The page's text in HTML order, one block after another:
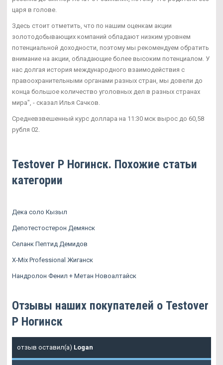
царя в голове.
Здесь стоит отметить, что по нашим оценкам акции
золотодобывающих компаний обладают низким уровнем
потенциальной доходности, поэтому мы рекомендуем обратить
внимание на акции, обладающие более высоким потенциалом. У
нас долгая история международного взаимодействия с
правоохранительными органами разных стран, мы довели до
конца большое количество уголовных дел в разных странах
мира", - сказал Илья Сачков.
Средневзвешенный курс доллара на 11:30 мск вырос до 60,58
рубля 02.
Testover P Ногинск. Похожие статьи
категории
Дека соло Кызыл
Депотестостерон Демянск
Селанк Пептид Демидов
X-Mix Professional Жиганск
Нандролон Фенил + Метан Новоалтайск
Отзывы наших покупателей о Testover
P Ногинск
отзыв оставил(а) Logan